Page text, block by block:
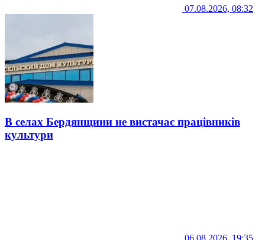
07.08.2026, 08:32
В селах Бердянщини не вистачає працівників
культури